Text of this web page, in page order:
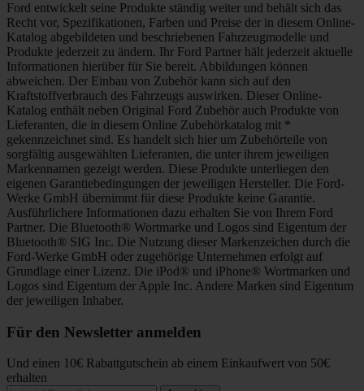
Ford entwickelt seine Produkte ständig weiter und behält sich das
Recht vor, Spezifikationen, Farben und Preise der in diesem Online-
Katalog abgebildeten und beschriebenen Fahrzeugmodelle und
Produkte jederzeit zu ändern. Ihr Ford Partner hält jederzeit aktuelle
Informationen hierüber für Sie bereit. Abbildungen können
abweichen. Der Einbau von Zubehör kann sich auf den
Kraftstoffverbrauch des Fahrzeugs auswirken. Dieser Online-
Katalog enthält neben Original Ford Zubehör auch Produkte von
Lieferanten, die in diesem Online Zubehörkatalog mit *
gekennzeichnet sind. Es handelt sich hier um Zubehörteile von
sorgfältig ausgewählten Lieferanten, die unter ihrem jeweiligen
Markennamen gezeigt werden. Diese Produkte unterliegen den
eigenen Garantiebedingungen der jeweiligen Hersteller. Die Ford-
Werke GmbH übernimmt für diese Produkte keine Garantie.
Ausführlichere Informationen dazu erhalten Sie von Ihrem Ford
Partner. Die Bluetooth® Wortmarke und Logos sind Eigentum der
Bluetooth® SIG Inc. Die Nutzung dieser Markenzeichen durch die
Ford-Werke GmbH oder zugehörige Unternehmen erfolgt auf
Grundlage einer Lizenz. Die iPod® und iPhone® Wortmarken und
Logos sind Eigentum der Apple Inc. Andere Marken sind Eigentum
der jeweiligen Inhaber.
Für den Newsletter anmelden
Und einen 10€ Rabattgutschein ab einem Einkaufwert von 50€
erhalten